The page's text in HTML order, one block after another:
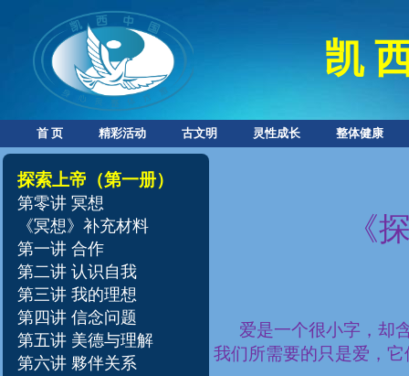
凯
首 页 精彩活动 古文明 灵性成长 整体健康
探索上帝 （第一册）
第零讲 冥想
《冥想》补充材料
第一讲 合作
第二讲 认识自我
第三讲 我的理想
第四讲 信念问题
第五讲 美德与理解
第六讲 夥伴关系
《
爱是一个很小字，却
我们所需要的只是爱，